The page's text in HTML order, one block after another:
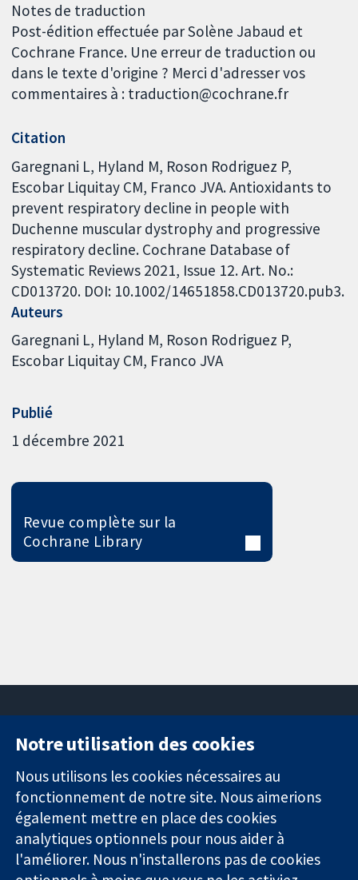
Notes de traduction
Post-édition effectuée par Solène Jabaud et
Cochrane France. Une erreur de traduction ou
dans le texte d'origine ? Merci d'adresser vos
commentaires à : traduction@cochrane.fr
Citation
Garegnani L, Hyland M, Roson Rodriguez P,
Escobar Liquitay CM, Franco JVA. Antioxidants to
prevent respiratory decline in people with
Duchenne muscular dystrophy and progressive
respiratory decline. Cochrane Database of
Systematic Reviews 2021, Issue 12. Art. No.:
CD013720. DOI: 10.1002/14651858.CD013720.pub3.
Auteurs
Garegnani L Hyland M Roson Rodriguez P
Escobar Liquitay CM Franco JVA
Publié
1 décembre 2021
Revue complète sur la
Cochrane Library
Des données
probantes.
Des décisions
éclairées.
Une meilleure
santé.
11-13 Cavendish
Square
Londres
W1G0AN
Royaume-Uni
nous
Actualités
Service de
presse
Qui sommes-
nous
Notre utilisation des cookies
Nous utilisons les cookies nécessaires au
fonctionnement de notre site. Nous aimerions
également mettre en place des cookies
analytiques optionnels pour nous aider à
l'améliorer. Nous n'installerons pas de cookies